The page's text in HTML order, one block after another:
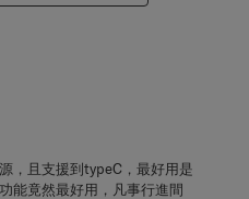
，且支援到typeC，最好用是
能竟然最好用，凡事行進間